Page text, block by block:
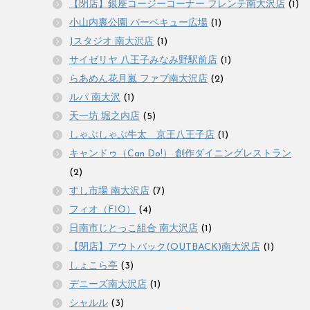
【閉店】銀座コージーコーナー フレンテ南大沢店 (1)
小山内裏公園 バーベキュー広場 (1)
Jスタジオ 南大沢店 (1)
サイゼリヤ 八王子みなみ野駅前店 (1)
らあめん花月嵐 ファブ南大沢店 (2)
ルパ 南大沢 (1)
天一坊 堀之内店 (5)
しゃぶしゃぶ牛太 京王八王子店 (1)
キャンドゥ（Can Do!） 創作ダイニングレストラン
(2)
すし市場 南大沢店 (7)
フィオ（FIO）
(4)
日南市じとっこ組合 南大沢店 (1)
【閉店】アウトバック(OUTBACK)南大沢店 (1)
しょこら亭 (3)
デニーズ南大沢店 (1)
シャルル (3)